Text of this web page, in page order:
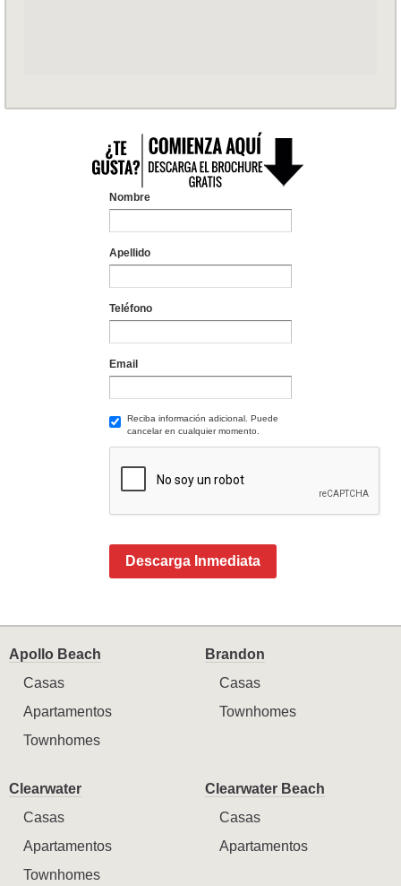
Nombre
Apellido
Teléfono
Email
Reciba información adicional. Puede
cancelar en cualquier momento.
Descarga Inmediata
Apollo Beach
Casas
Apartamentos
Townhomes
Brandon
Casas
Townhomes
Clearwater
Casas
Apartamentos
Townhomes
Clearwater Beach
Casas
Apartamentos